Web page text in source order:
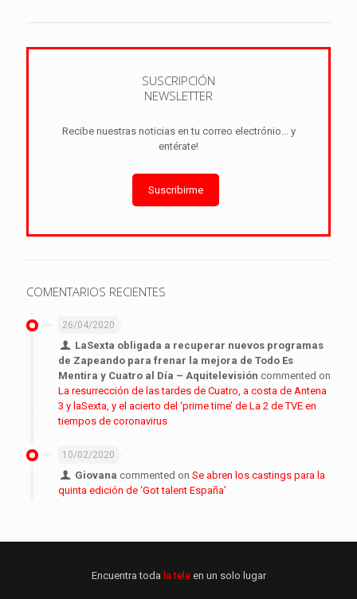
SUSCRIPCIÓN
NEWSLETTER
Recibe nuestras noticias en tu correo electrónio... y
entérate!
Suscribirme
COMENTARIOS RECIENTES
26/04/2020
LaSexta obligada a recuperar nuevos programas
de Zapeando para frenar la mejora de Todo Es
Mentira y Cuatro al Día – Aquitelevisión commented on
La resurrección de las tardes de Cuatro, a costa de Antena
3 y laSexta, y el acierto del ‘prime time’ de La 2 de TVE en
tiempos de coronavirus
10/02/2020
Giovana commented onSe abren los castings para la
quinta edición de ‘Got talent España’
Encuentra toda la tele en un solo lugar